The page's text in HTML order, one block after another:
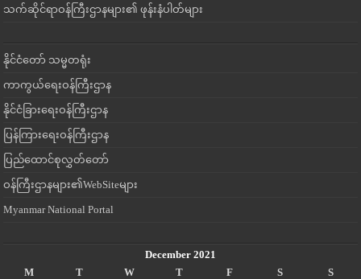
သက်ဆိုင်ရာဝန်ကြီးဌာနများ၏ ဖုန်းနံပါတ်များ
နိုင်ငံတော် သမ္မတရုံး
ကာကွယ်ရေးဝန်ကြီးဌာန
နိုင်ငံခြားရေးဝန်ကြီးဌာန
ပြန်ကြားရေးဝန်ကြီးဌာန
ပြည်ထောင်စုလွှတ်တော်
ဝန်ကြီးဌာနများ၏WebSiteများ
Myanmar National Portal
December 2021
M
T W T F S S